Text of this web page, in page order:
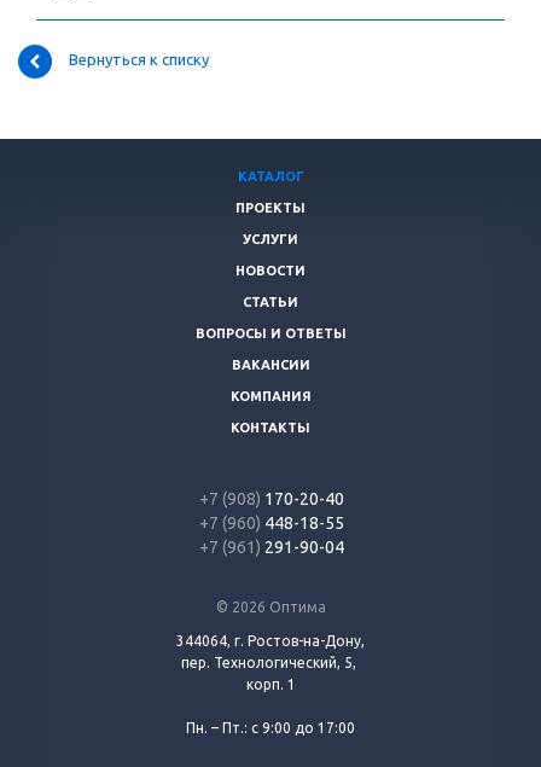
Вернуться к списку
© 2026 Оптима
344064, г. Ростов-на-Дону,
пер. Технологический, 5,
корп. 1
Пн. – Пт.: с 9:00 до 17:00
КАТАЛОГ
ПРОЕКТЫ
УСЛУГИ
НОВОСТИ
СТАТЬИ
ВОПРОСЫ И ОТВЕТЫ
ВАКАНСИИ
КОМПАНИЯ
КОНТАКТЫ
+7 (908) 170-20-40
+7 (960) 448-18-55
+7 (961) 291-90-04